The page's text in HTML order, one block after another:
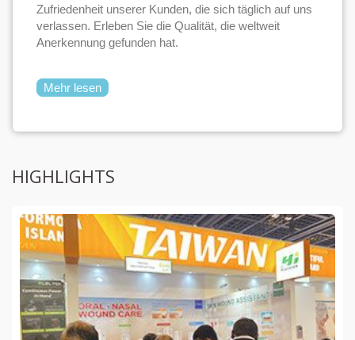
Zufriedenheit unserer Kunden, die sich täglich auf uns
verlassen. Erleben Sie die Qualität, die weltweit
Anerkennung gefunden hat.
Mehr lesen
HIGHLIGHTS